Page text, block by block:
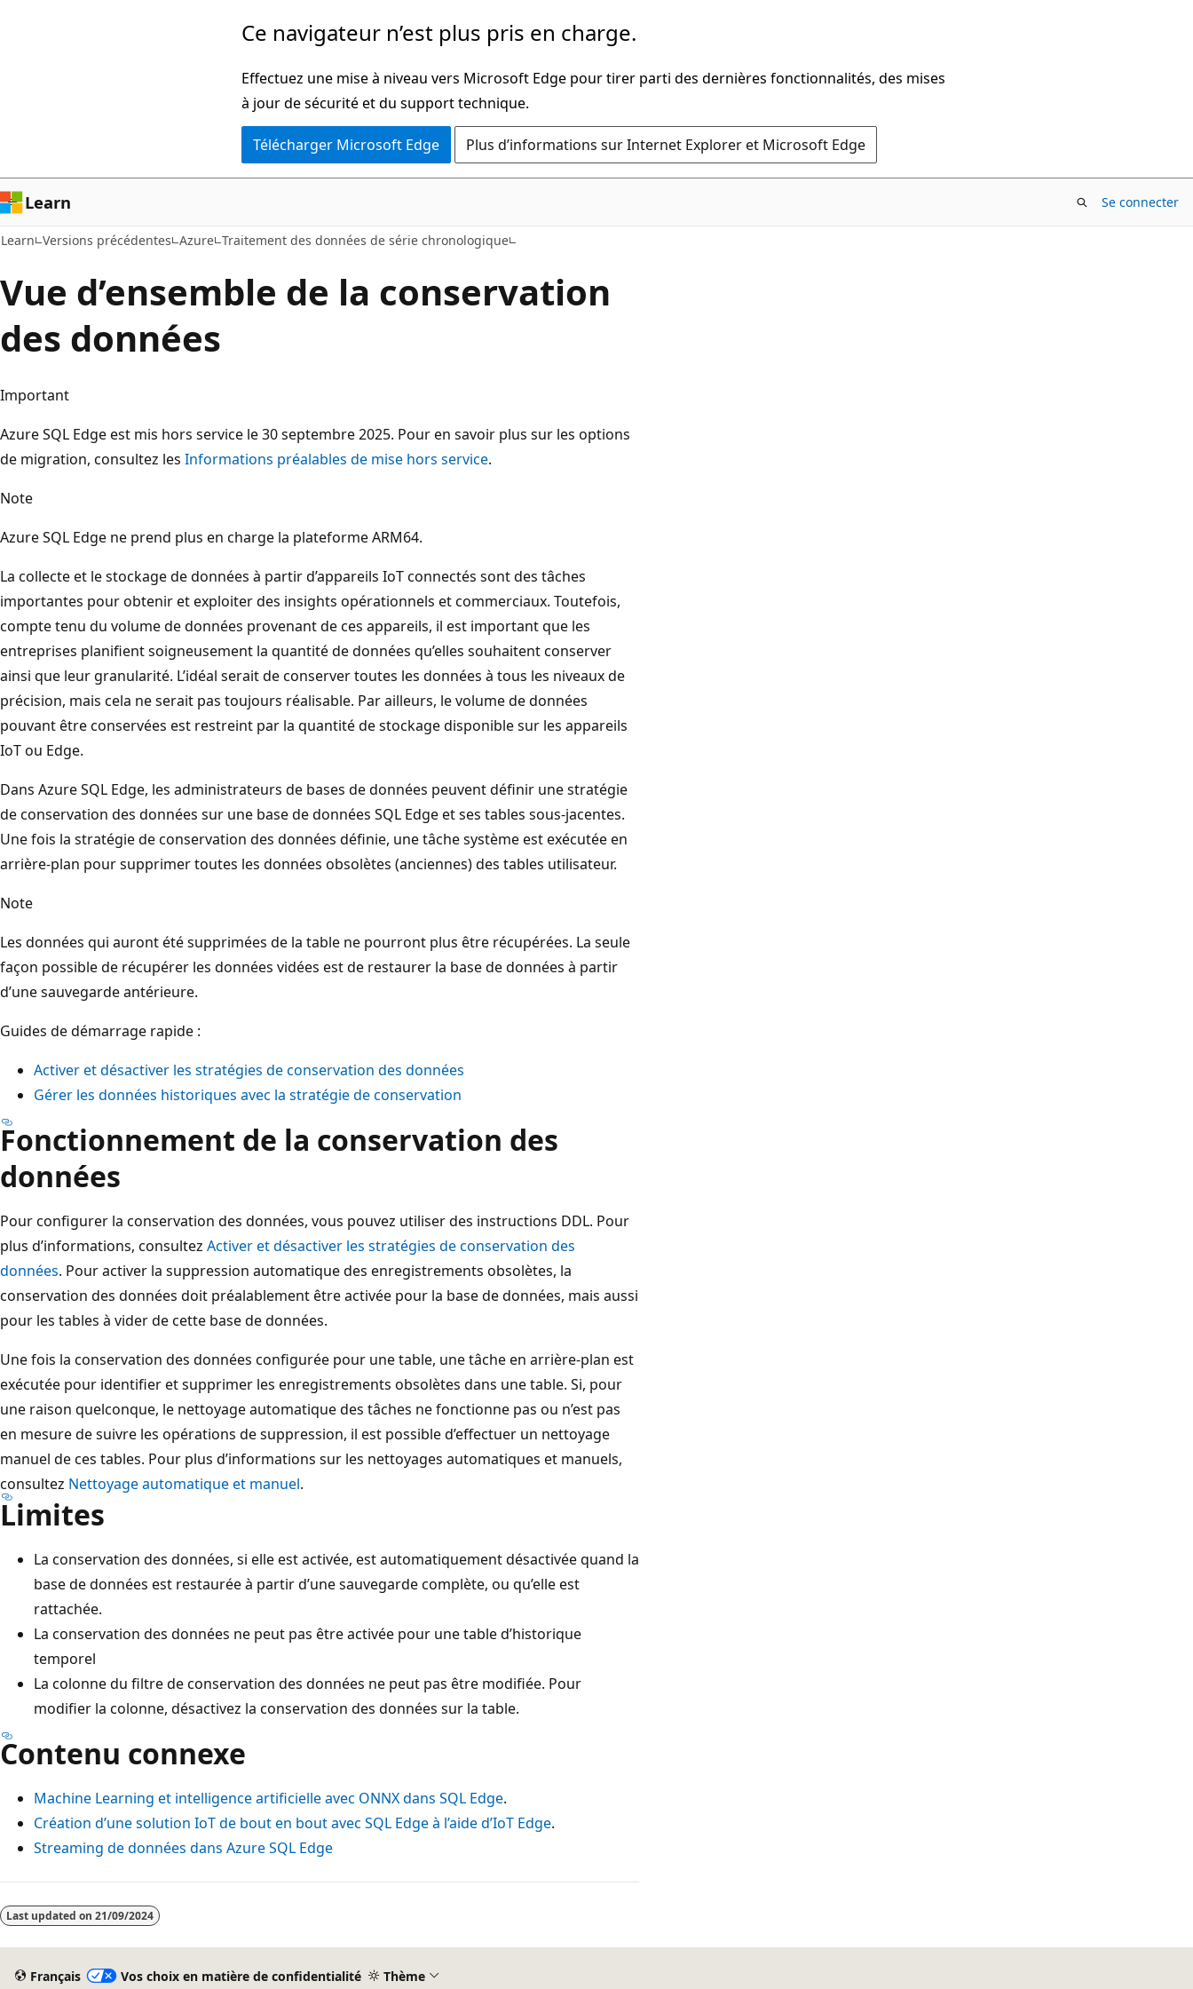
Ce navigateur n’est plus pris en charge.
Effectuez une mise à niveau vers Microsoft Edge pour tirer parti des dernières fonctionnalités, des mises
à jour de sécurité et du support technique.
Télécharger Microsoft Edge Plus d’informations sur Internet Explorer et Microsoft Edge
Learn Se connecter
Learn Versions précédentes Azure Traitement des données de série chronologique
Vue d’ensemble de la conservation
des données
Important
Azure SQL Edge est mis hors service le 30 septembre 2025. Pour en savoir plus sur les options
de migration, consultez les Informations préalables de mise hors service.
Note
Azure SQL Edge ne prend plus en charge la plateforme ARM64.
La collecte et le stockage de données à partir d’appareils IoT connectés sont des tâches
importantes pour obtenir et exploiter des insights opérationnels et commerciaux. Toutefois,
compte tenu du volume de données provenant de ces appareils, il est important que les
entreprises planifient soigneusement la quantité de données qu’elles souhaitent conserver
ainsi que leur granularité. L’idéal serait de conserver toutes les données à tous les niveaux de
précision, mais cela ne serait pas toujours réalisable. Par ailleurs, le volume de données
pouvant être conservées est restreint par la quantité de stockage disponible sur les appareils
IoT ou Edge.
Dans Azure SQL Edge, les administrateurs de bases de données peuvent définir une stratégie
de conservation des données sur une base de données SQL Edge et ses tables sous-jacentes.
Une fois la stratégie de conservation des données définie, une tâche système est exécutée en
arrière-plan pour supprimer toutes les données obsolètes (anciennes) des tables utilisateur.
Note
Les données qui auront été supprimées de la table ne pourront plus être récupérées. La seule
façon possible de récupérer les données vidées est de restaurer la base de données à partir
d’une sauvegarde antérieure.
Guides de démarrage rapide :
Activer et désactiver les stratégies de conservation des données
Gérer les données historiques avec la stratégie de conservation
Fonctionnement de la conservation des
données
Pour configurer la conservation des données, vous pouvez utiliser des instructions DDL. Pour
plus d’informations, consultez Activer et désactiver les stratégies de conservation des
données. Pour activer la suppression automatique des enregistrements obsolètes, la
conservation des données doit préalablement être activée pour la base de données, mais aussi
pour les tables à vider de cette base de données.
Une fois la conservation des données configurée pour une table, une tâche en arrière-plan est
exécutée pour identifier et supprimer les enregistrements obsolètes dans une table. Si, pour
une raison quelconque, le nettoyage automatique des tâches ne fonctionne pas ou n’est pas
en mesure de suivre les opérations de suppression, il est possible d’effectuer un nettoyage
manuel de ces tables. Pour plus d’informations sur les nettoyages automatiques et manuels,
consultez Nettoyage automatique et manuel.
Limites
La conservation des données, si elle est activée, est automatiquement désactivée quand la
base de données est restaurée à partir d’une sauvegarde complète, ou qu’elle est
rattachée.
La conservation des données ne peut pas être activée pour une table d’historique
temporel
La colonne du filtre de conservation des données ne peut pas être modifiée. Pour
modifier la colonne, désactivez la conservation des données sur la table.
Contenu connexe
Machine Learning et intelligence artificielle avec ONNX dans SQL Edge.
Création d’une solution IoT de bout en bout avec SQL Edge à l’aide d’IoT Edge.
Streaming de données dans Azure SQL Edge
Mode
lecture
Last updated on 21/09/2024
Français Vos choix en matière de confidentialité Thème